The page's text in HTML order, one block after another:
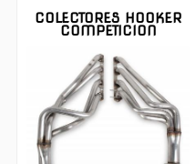
COLECTORES HOOKER
COMPETICION